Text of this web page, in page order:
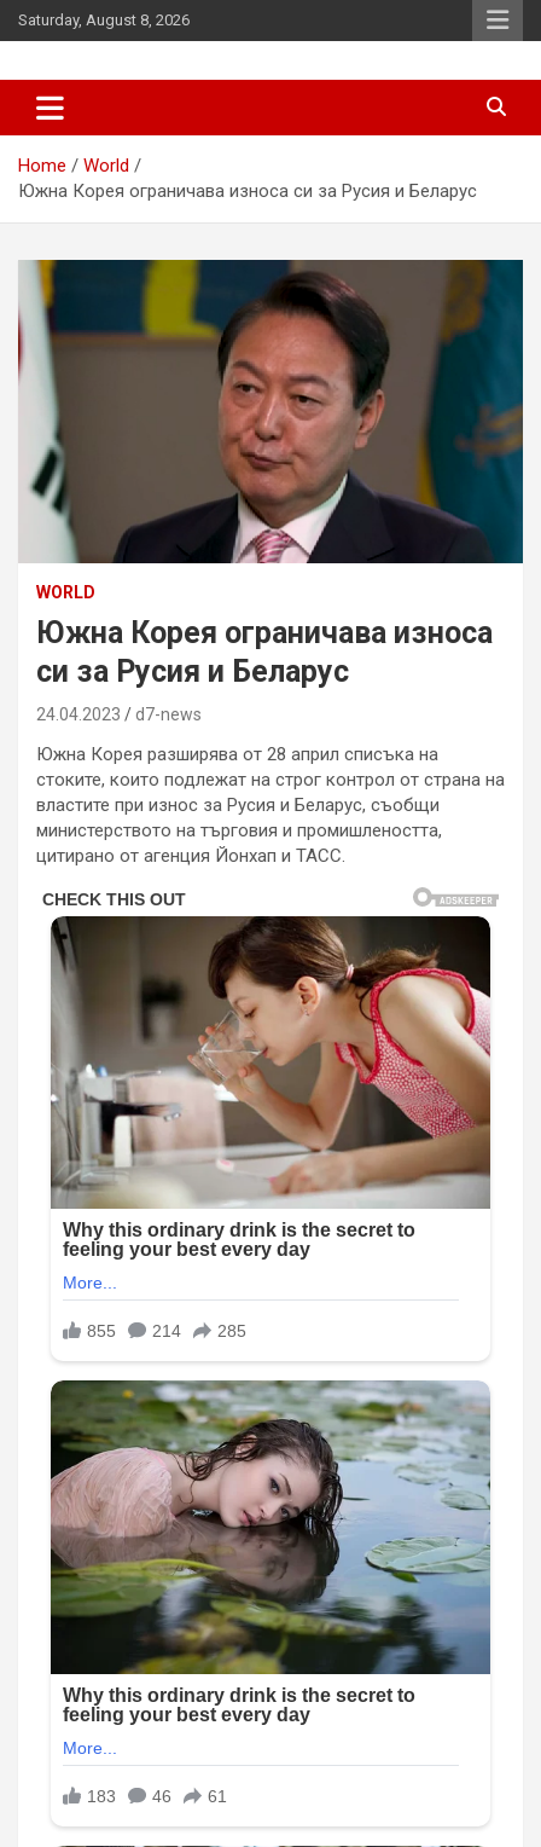
Skip
to
Saturday, August 8, 2026
d7-news.com
Home
World
Южна Корея ограничава износа си за Русия и Беларус
WORLD
Южна Корея ограничава износа
си за Русия и Беларус
24.04.2023 d7-news
Южна Корея разширява от 28 април списъка на
стоките, които подлежат на строг контрол от страна на
властите при износ за Русия и Беларус, съобщи
министерството на търговия и промишлеността,
цитирано от агенция Йонхап и ТАСС.